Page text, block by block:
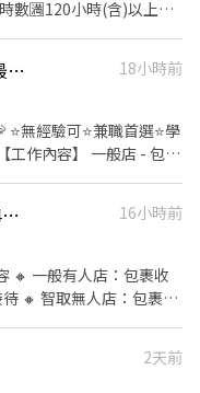
聚會、在職員工用餐6
酒抽獎、節慶禮品等。
婚禮金$3,600、 生育禮
、 喪事慰問金
合學校實習(計時/全時皆
底薪依考核調升、符合
數🈵120小時(含)以上，
) 中班:12:00-20:00(可
現場討論) 打烊
班時薪$255！ 🔸當日排
排! 【內場】:
友同行7折。 3.福委會活
需符合申請條件): 年終獎
金$5,000~$8,800、 住
。 5.年度免費
!) 7.有機會轉正式員工。
勵金1萬8千🌟 8.停車費
🦐北投區🦐蝦皮店到店門市🦐時薪最高558元🦐無經驗可BY
18小時前
無經驗可⭐兼職首選⭐學
、11:00~17:30
日需配合6H) ▶️訂單多會
時薪 -
薪 - 23:30–03:30 ▶️訂單
資待遇】 ▶️
🔥南港蝦皮門市兼職｜最高時薪264元💰｜智取店/有人店｜立即應徵/蝦MH
16小時前
搬
：
2天前